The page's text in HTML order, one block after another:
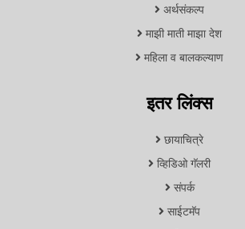
अर्थसंकल्प
माझी माती माझा देश
महिला व बालकल्याण
इतर लिंक्स
छायाचित्रे
व्हिडिओ गॅलरी
संपर्क
साईटमॅप